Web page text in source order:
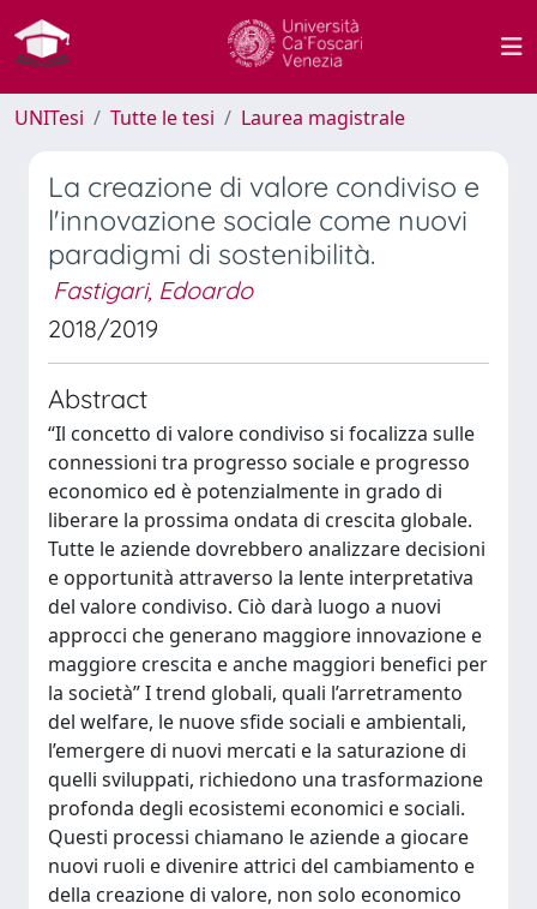
UNITesi Tutte le tesi Laurea magistrale
La creazione di valore condiviso e
l'innovazione sociale come nuovi
paradigmi di sostenibilità.
Fastigari, Edoardo
2018/2019
Abstract
“Il concetto di valore condiviso si focalizza sulle
connessioni tra progresso sociale e progresso
economico ed è potenzialmente in grado di
liberare la prossima ondata di crescita globale.
Tutte le aziende dovrebbero analizzare decisioni
e opportunità attraverso la lente interpretativa
del valore condiviso. Ciò darà luogo a nuovi
approcci che generano maggiore innovazione e
maggiore crescita e anche maggiori benefici per
la società” I trend globali, quali l’arretramento
del welfare, le nuove sfide sociali e ambientali,
l’emergere di nuovi mercati e la saturazione di
quelli sviluppati, richiedono una trasformazione
profonda degli ecosistemi economici e sociali.
Questi processi chiamano le aziende a giocare
nuovi ruoli e divenire attrici del cambiamento e
della creazione di valore, non solo economico